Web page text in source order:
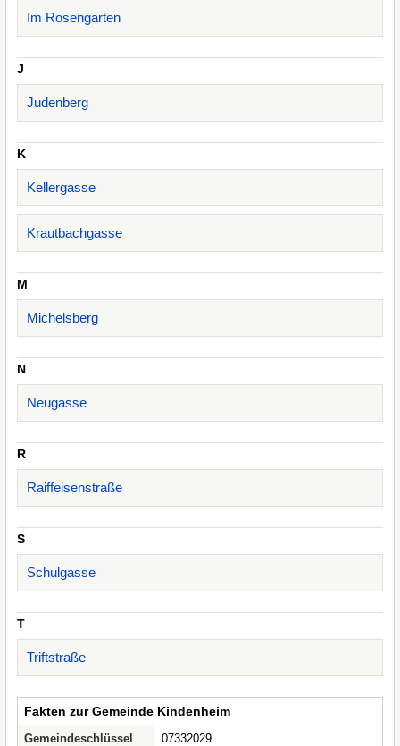
Im Rosengarten
J
Judenberg
K
Kellergasse
Krautbachgasse
M
Michelsberg
N
Neugasse
R
Raiffeisenstraße
S
Schulgasse
T
Triftstraße
Fakten zur Gemeinde Kindenheim
Gemeindeschlüssel
07332029